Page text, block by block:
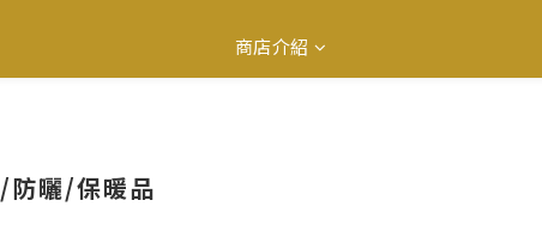
商店介紹
曬/保暖品